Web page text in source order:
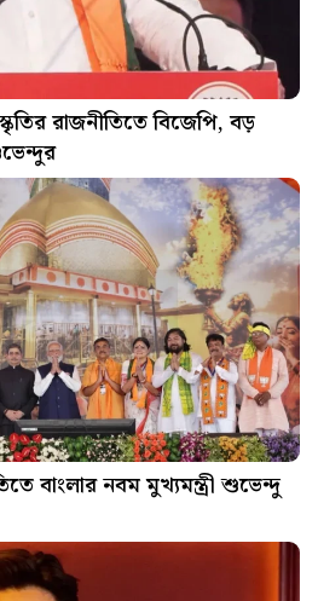
রাজনীতিতে বিজেপি, বড়
বাংলার নবম মুখ্যমন্ত্রী শুভেন্দু